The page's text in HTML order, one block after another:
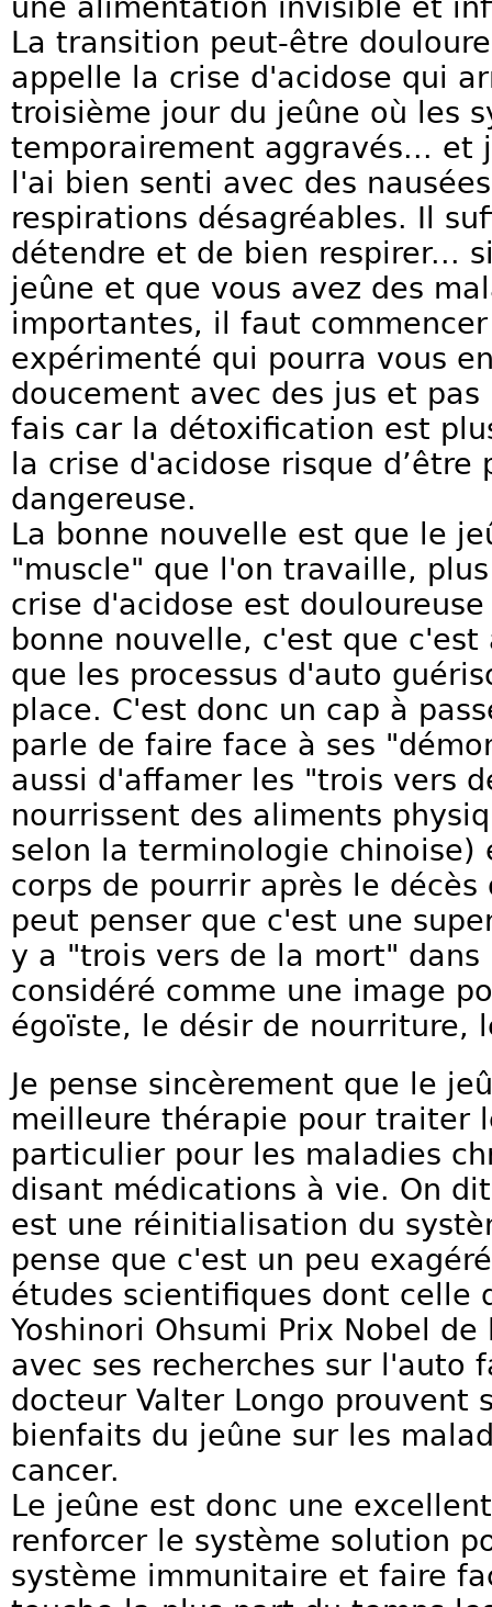
une alimentation invisible et
La transition peut-être
appelle la crise d'acidose qui
troisième jour du jeûne où les
temporairement aggravés... et
l'ai bien senti avec des
respirations désagréables. Il
détendre et de bien respirer...
jeûne et que vous avez des
importantes, il faut
expérimenté qui pourra vous
doucement avec des jus et
fais car la détoxification est
la crise d'acidose risque d’être
dangereuse.
La bonne nouvelle est que le
"muscle" que l'on travaille,
crise d'acidose est
bonne nouvelle, c'est que
que les processus d'auto
place. C'est donc un cap à
parle de faire face à ses
aussi d'affamer les "trois vers
nourrissent des aliments
selon la terminologie
corps de pourrir après le
peut penser que c'est une
y a "trois vers de la mort" dans
considéré comme une image
égoïste, le désir de nourriture,
Je pense sincèrement que le
meilleure thérapie pour traiter
particulier pour les maladies
disant médications à vie. On
est une réinitialisation du
pense que c'est un peu
études scientifiques dont celle
Yoshinori Ohsumi Prix Nobel
avec ses recherches sur l'auto
docteur Valter Longo prouvent
bienfaits du jeûne sur les
cancer.
Le jeûne est donc une
renforcer le système solution
système immunitaire et faire